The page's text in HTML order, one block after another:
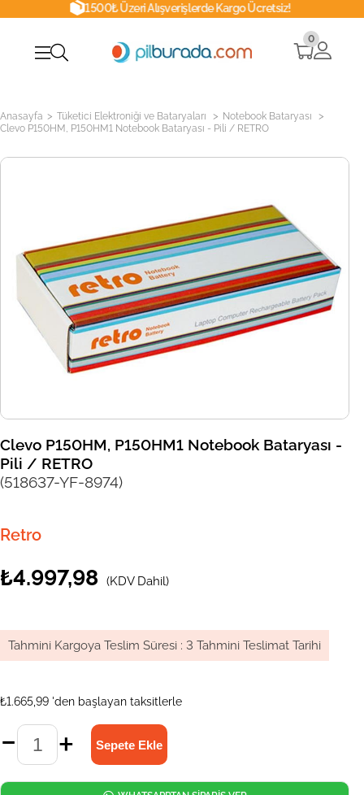
1500₺ Üzeri Alışverişlerde Kargo Ücretsiz!
0
Anasayfa > Tüketici Elektroniği ve Bataryaları > Notebook Bataryası >
Clevo P150HM, P150HM1 Notebook Bataryası - Pili / RETRO
Clevo P150HM, P150HM1 Notebook Bataryası -
Pili / RETRO
(518637-YF-8974)
Retro
₺4.997,98 (KDV Dahil)
Tahmini Kargoya Teslim Süresi : 3 Tahmini Teslimat Tarihi
₺1.665,99 'den başlayan taksitlerle